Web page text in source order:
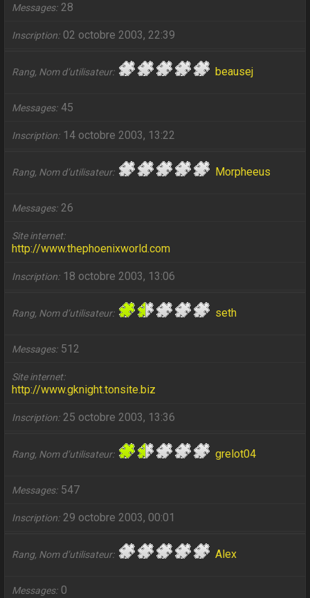
Messages 28
Inscription 02 octobre 2003, 22:39
Rang, Nom d’utilisateur beausej
Messages 45
Inscription 14 octobre 2003, 13:22
Rang, Nom d’utilisateur Morpheeus
Messages 26
Site internet
http://www.thephoenixworld.com
Inscription 18 octobre 2003, 13:06
Rang, Nom d’utilisateur seth
Messages 512
Site internet
http://www.gknight.tonsite.biz
Inscription 25 octobre 2003, 13:36
Rang, Nom d’utilisateur grelot04
Messages 547
Inscription 29 octobre 2003, 00:01
Rang, Nom d’utilisateur Alex
Messages 0